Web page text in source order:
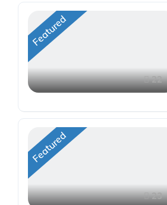
Featured
22
Featured
23